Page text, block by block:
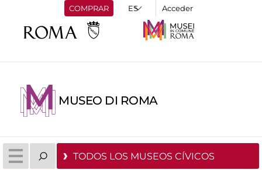
COMPRAR Acceder
MUSEO DI ROMA
TODOS LOS MUSEOS CÍVICOS